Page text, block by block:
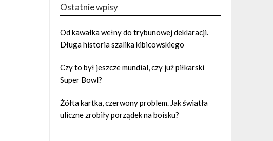
Ostatnie wpisy
Od kawałka wełny do trybunowej deklaracji.
Długa historia szalika kibicowskiego
Czy to był jeszcze mundial, czy już piłkarski
Super Bowl?
Żółta kartka, czerwony problem. Jak światła
uliczne zrobiły porządek na boisku?